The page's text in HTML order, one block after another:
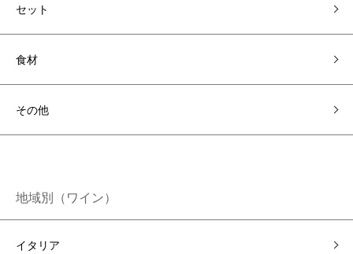
セット
食材
その他
地域別（ワイン）
イタリア